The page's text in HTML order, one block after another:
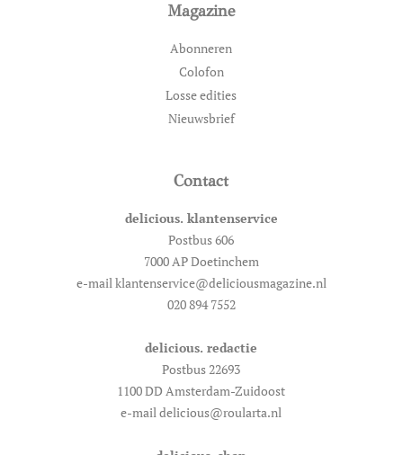
Magazine
Abonneren
Colofon
Losse edities
Nieuwsbrief
Contact
delicious. klantenservice
Postbus 606
7000 AP Doetinchem
e-mail klantenservice@deliciousmagazine.nl
020 894 7552
delicious. redactie
Postbus 22693
1100 DD Amsterdam-Zuidoost
e-mail delicious@roularta.nl